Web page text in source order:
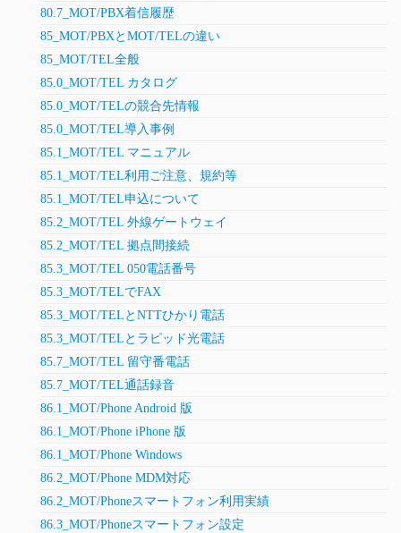
80.7_MOT/PBX着信履歴
85_MOT/PBXとMOT/TELの違い
85_MOT/TEL全般
85.0_MOT/TEL カタログ
85.0_MOT/TELの競合先情報
85.0_MOT/TEL導入事例
85.1_MOT/TEL マニュアル
85.1_MOT/TEL利用ご注意、規約等
85.1_MOT/TEL申込について
85.2_MOT/TEL 外線ゲートウェイ
85.2_MOT/TEL 拠点間接続
85.3_MOT/TEL 050電話番号
85.3_MOT/TELでFAX
85.3_MOT/TELとNTTひかり電話
85.3_MOT/TELとラピッド光電話
85.7_MOT/TEL 留守番電話
85.7_MOT/TEL通話録音
86.1_MOT/Phone Android 版
86.1_MOT/Phone iPhone 版
86.1_MOT/Phone Windows
86.2_MOT/Phone MDM対応
86.2_MOT/Phoneスマートフォン利用実績
86.3_MOT/Phoneスマートフォン設定